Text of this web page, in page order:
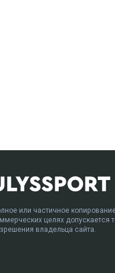
или частичное
целях допускается
владельца сайта.